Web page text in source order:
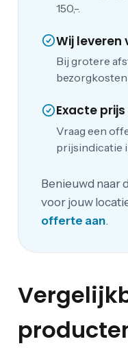
150,-.
Wij leveren
Bij grotere
Exacte
Vraag een
prijsindicatie
Benieuwd naar
voor jouw
offerte aan.